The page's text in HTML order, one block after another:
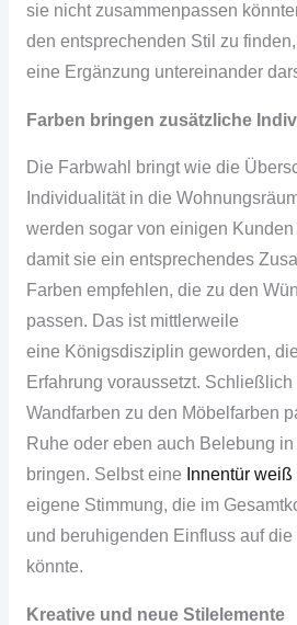
sie nicht zusammenpassen
den entsprechenden Stil zu
eine Ergänzung untereinander
Farben bringen zusätzliche
Die Farbwahl bringt wie die
Individualität in die
werden sogar von einigen
damit sie ein entsprechendes
Farben empfehlen, die zu den
passen. Das ist mittlerweile
eine Königsdisziplin geworden,
Erfahrung voraussetzt.
Wandfarben zu den Möbelfarben
Ruhe oder eben auch Belebung
bringen. Selbst eine Innentürweiß
eigene Stimmung, die im
und beruhigenden Einfluss auf
könnte.
Kreative und neue Stilelemente